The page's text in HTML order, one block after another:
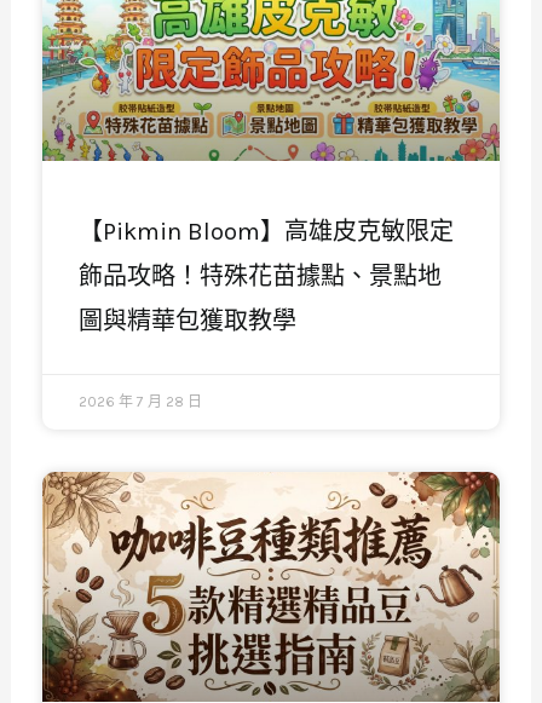
【Pikmin Bloom】高雄皮克敏限定
飾品攻略！特殊花苗據點、景點地
圖與精華包獲取教學
2026 年 7 月 28 日